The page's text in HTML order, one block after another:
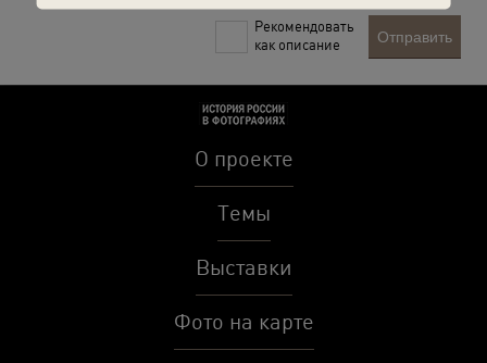
Рекомендовать
как описание
Отправить
О проекте
Темы
Выставки
Фото на карте